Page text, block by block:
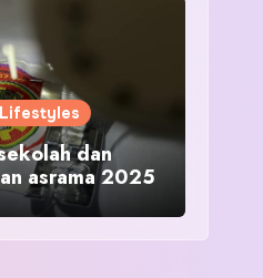
dan
asrama 2025